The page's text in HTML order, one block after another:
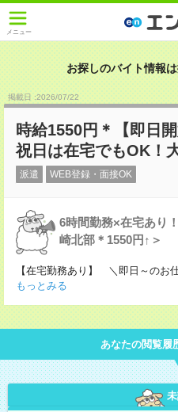
メニュー
お探しのバイト情報
掲載日 :2026/07/22
時給1550円＊【即日
祝日は在宅でもOK！
派遣 WEB登録・面接OK
6時間勤務×在宅あり
崎北部＊1550円↑＞
【在宅勤務あり】 ＼即日～のお
もっとみる
あなたの閲覧履